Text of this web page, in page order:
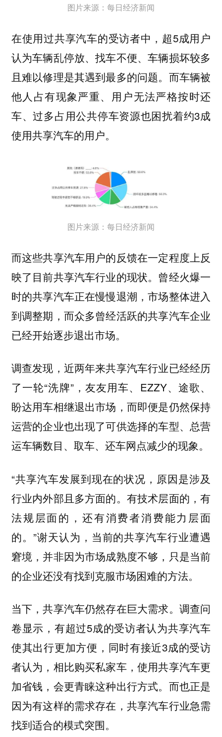
图片来源：每日经济新闻
在使用过共享汽车的受访者中，超5成用户
认为车辆乱停放、找车不便、车辆损坏较多
且难以修理是其遇到最多的问题。而车辆被
他人占有现象严重、用户无法严格按时还
车、过多占用公共停车资源也困扰着约3成
使用共享汽车的用户。
图片来源：每日经济新闻
而这些共享汽车用户的反馈在一定程度上反
映了目前共享汽车行业的现状。曾经火爆一
时的共享汽车正在慢慢退潮，市场整体进入
到调整期，而众多曾经活跃的共享汽车企业
已经开始逐步退出市场。
调查发现，近两年来共享汽车行业已经经历
了一轮“洗牌”，友友用车、EZZY、途歌、
盼达用车相继退出市场，而即便是仍然保持
运营的企业也出现了可供选择的车型、总营
运车辆数目、取车、还车网点减少的现象。
“共享汽车发展到现在的状况，原因是涉及
行业内外部且多方面的。有技术层面的，有
法规层面的，还有消费者消费能力层面
的。”谢天认为，当前的共享汽车行业遭遇
窘境，并非因为市场成熟度不够，只是当前
的企业还没有找到克服市场困难的方法。
当下，共享汽车仍然存在巨大需求。调查问
卷显示，有超过5成的受访者认为共享汽车
使其出行更加方便，同时有接近3成的受访
者认为，相比购买私家车，使用共享汽车更
加省钱，会更青睐这种出行方式。而也正是
因为有这样的需求存在，共享汽车行业急需
找到适合的模式突围。